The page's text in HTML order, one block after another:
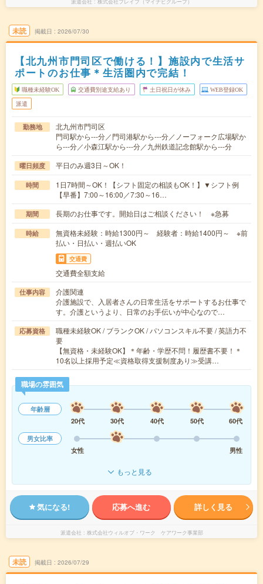
未読 掲載日 2026/07/30
【北九州市門司区で働ける！】施設内で生活サ
ポートのお仕事＊生活圏内で完結！
職種未経験OK 交通費別途支給あり 土日祝日が休み WEB登録OK
派遣
勤務地
北九州市門司区
門司駅から---分／門司港駅から---分／ノーフォーク広場駅か
ら---分／小森江駅から---分／九州鉄道記念館駅から---分
曜日頻度 平日のみ週3日～OK！
時間
1日7時間～OK！【シフト固定の相談もOK！】▼シフト例
【早番】7:00～16:00／7:30～16…
期間 長期のお仕事です。開始日はご相談ください！ ※急募
時給
無資格未経験：時給1300円～ 経験者：時給1400円～ ※前
払い・日払い・週払いOK
交通費
交通費全額支給
仕事内容
介護関連
介護施設で、入居者さんの日常生活をサポートするお仕事で
す。介護というより、日常のお手伝いが中心なので…
応募資格
職種未経験OK / ブランクOK / パソコンスキル不要 / 英語力不
要
【無資格・未経験OK】＊年齢・学歴不問！履歴書不要！＊
10名以上採用予定≪資格取得支援制度あり≫受講…
職場の雰囲気
年齢層
20代
30代 40代 50代
60代
男女比率
女性
男性
もっと見る
気になる! 応募へ進む 詳しく見る
派遣会社 株式会社ウィルオブ・ワーク ケアワーク事業部
未読 掲載日 2026/07/29